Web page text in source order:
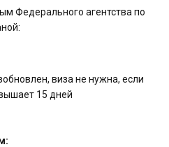
Федерального агентства по
виза не нужна, если
15 дней